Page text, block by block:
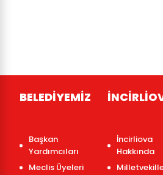
BELEDİYEMİZ
Başkan
Yardımcıları
Meclis Üyeleri
İncirliova
Hakkında